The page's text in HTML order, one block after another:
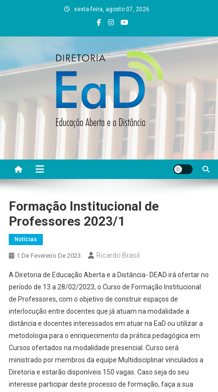
sexta-feira, agosto 07, 2026
DEAD UFVJM
Formação Institucional de
Professores 2023/1
Notícias
1 De Fevereiro De 2023 Ricardo Brasil
A Diretoria de Educação Aberta e a Distância- DEAD irá ofertar no
período de 13 a 28/02/2023, o Curso de Formação Institucional
de Professores, com o objetivo de construir espaços de
interlocução entre docentes que já atuam na modalidade a
distância e docentes interessados em atuar na EaD ou utilizar a
metodologia para o enriquecimento da prática pedagógica em
Cursos ofertados na modalidade presencial. Curso será
ministrado por membros da equipe Multidisciplinar vinculados a
Diretoria e estarão disponíveis 150 vagas. Caso seja do seu
interesse participar deste processo de formação, faça a sua